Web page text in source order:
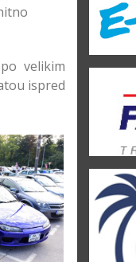
velikim
ispred
Akcija
Unino